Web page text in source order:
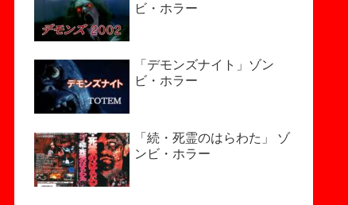
ビ・ホラー
「デモンズナイト」ゾン
ビ・ホラー
「続・死霊のはらわた」 ゾ
ンビ・ホラー